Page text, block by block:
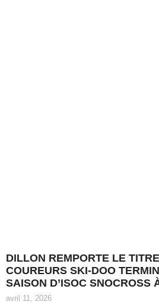
DILLON REMPORTE LE
COUREURS SKI-DOO
SAISON D’ISOC SNOCROSS
avril 11, 2026